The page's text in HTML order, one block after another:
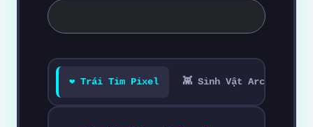
❤️ Trái Tim Pixel 👾 Sinh Vật Arcade